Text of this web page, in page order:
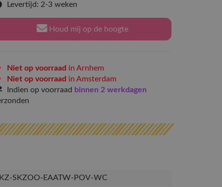
Levertijd: 2-3 weken
Houd mij op de hoogte
Niet op voorraad in Arnhem
Niet op voorraad in Amsterdam
Indien op voorraad binnen 2 werkdagen
SKZOO-EAATW-POV-WC